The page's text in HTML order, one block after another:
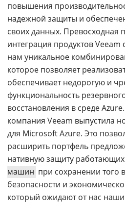
повышения
надежной защиты и
своих данных. Превосходная
интеграция продуктов
нам уникальное
которое позволяет
обеспечивает недорогую и
функциональность
восстановления в среде
компания Veeam выпустила
для Microsoft Azure. Это
расширить портфель
нативную защиту
машин при сохранении того
безопасности и
который ожидают от нас